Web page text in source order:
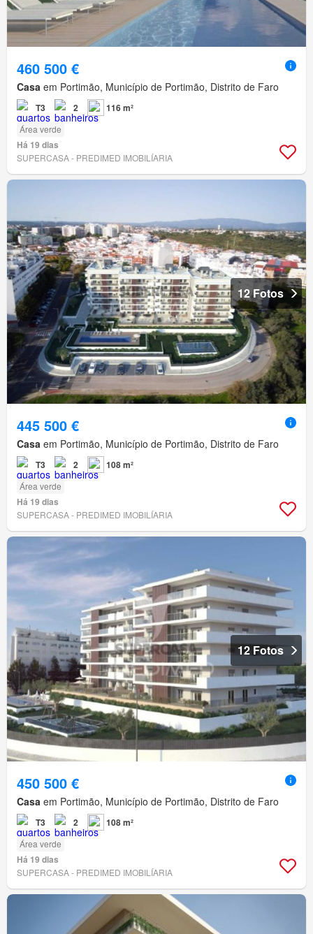
460 500 €
Casa em Portimão, Município de Portimão, Distrito de Faro
T3 2 116 m²
Área verde
Há 19 dias
SUPERCASA - PREDIMED IMOBILÍARIA
12 Fotos
445 500 €
Casa em Portimão, Município de Portimão, Distrito de Faro
T3 2 108 m²
Área verde
Há 19 dias
SUPERCASA - PREDIMED IMOBILÍARIA
12 Fotos
450 500 €
Casa em Portimão, Município de Portimão, Distrito de Faro
T3 2 108 m²
Área verde
Há 19 dias
SUPERCASA - PREDIMED IMOBILÍARIA